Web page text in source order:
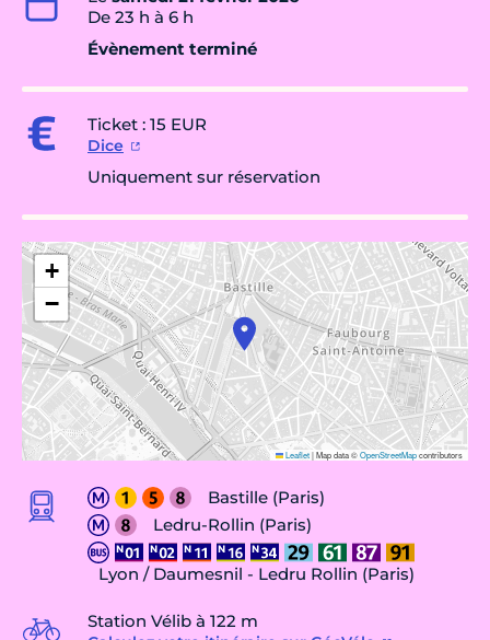
De 23 h à 6 h
Évènement terminé
Ticket : 15 EUR
Dice
Uniquement sur réservation
+
−
Leaflet|Map data ©OpenStreetMapcontributors
Bastille (Paris)
Ledru-Rollin (Paris)
Lyon / Daumesnil - Ledru Rollin (Paris)
Station Vélib à 122 m